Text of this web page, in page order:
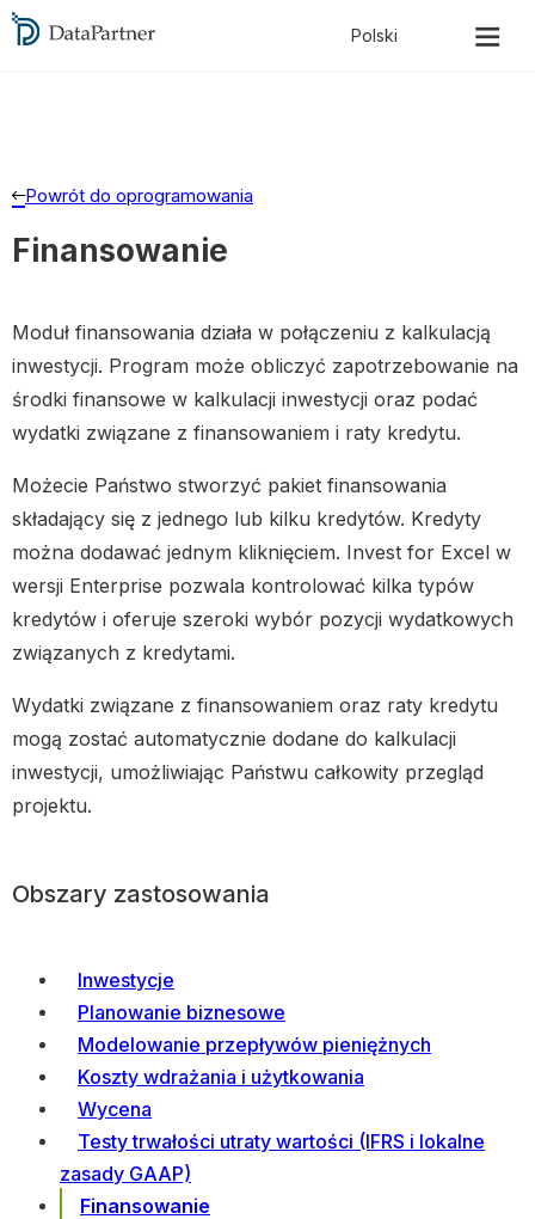
Obszary zastosowania
Inwestycje
Planowanie biznesowe
Modelowanie przepływów pieniężnych
Koszty wdrażania i użytkowania
Wycena
Testy trwałości utraty wartości (IFRS i lokalne
zasady GAAP)
Finansowanie
Powrót do oprogramowania
Finansowanie
Moduł finansowania działa w połączeniu z kalkulacją
inwestycji. Program może obliczyć zapotrzebowanie na
środki finansowe w kalkulacji inwestycji oraz podać
wydatki związane z finansowaniem i raty kredytu.
Możecie Państwo stworzyć pakiet finansowania
składający się z jednego lub kilku kredytów. Kredyty
można dodawać jednym kliknięciem. Invest for Excel w
wersji Enterprise pozwala kontrolować kilka typów
kredytów i oferuje szeroki wybór pozycji wydatkowych
związanych z kredytami.
Wydatki związane z finansowaniem oraz raty kredytu
mogą zostać automatycznie dodane do kalkulacji
inwestycji, umożliwiając Państwu całkowity przegląd
projektu.